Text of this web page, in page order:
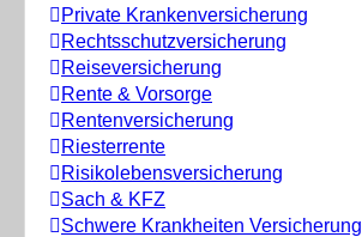
Private Krankenversicherung
Rechtsschutzversicherung
Reiseversicherung
Rente & Vorsorge
Rentenversicherung
Riesterrente
Risikolebensversicherung
Sach & KFZ
Schwere Krankheiten Versicherung